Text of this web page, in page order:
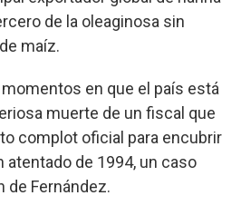
de la oleaginosa sin
maíz.
en que el país está
muerte de un fiscal que
complot oficial para encubrir
atentado de 1994, un caso
de Fernández.